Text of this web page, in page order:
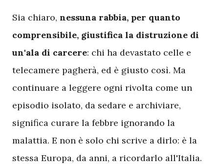
Sia chiaro, nessuna rabbia, per quanto
comprensibile, giustifica la distruzione di
un'ala di carcere: chi ha devastato celle e
telecamere pagherà, ed è giusto così. Ma
continuare a leggere ogni rivolta come un
episodio isolato, da sedare e archiviare,
significa curare la febbre ignorando la
malattia. E non è solo chi scrive a dirlo: è la
stessa Europa, da anni, a ricordarlo all'Italia.